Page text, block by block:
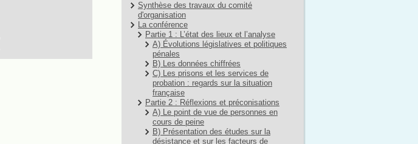
Synthèse des travaux du comité
d'organisation
La conférence
Partie 1 : L’état des lieux et l’analyse
A) Évolutions législatives et politiques
pénales
B) Les données chiffrées
C) Les prisons et les services de
probation : regards sur la situation
française
Partie 2 : Réflexions et préconisations
A) Le point de vue de personnes en
cours de peine
B) Présentation des études sur la
désistance et sur les facteurs de